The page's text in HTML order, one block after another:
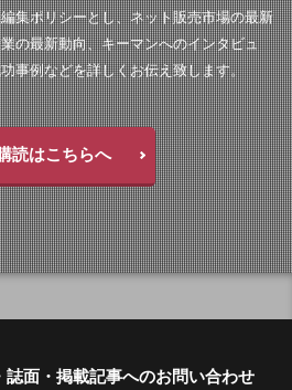
集ポリシーとし、ネット販売市場の最新
の最新動向、キーマンへのインタビュ
事例などを詳しくお伝え致します。
読はこちらへ
誌面・掲載記事へのお問い合わせ